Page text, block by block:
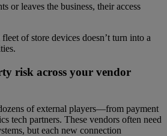
or leaves the business, their access
of store devices doesn’t turn into a
risk across your vendor
of external players—from payment
tech partners. These vendors often need
but each new connection